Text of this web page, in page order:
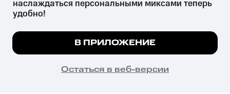
психотропных веществ, их аналогов причиняет вред здоровью,
их незаконный оборот запрещён и влечёт установленную
законодательством ответственность.
© 2026 ООО «КИОН».
Все права защищены
Мы используем куки, чтобы на сайте все
Подробнее
ПОНЯТНО
наслаждаться персональными миксами теперь
удобно!
В ПРИЛОЖЕНИЕ
Остаться в веб-версии